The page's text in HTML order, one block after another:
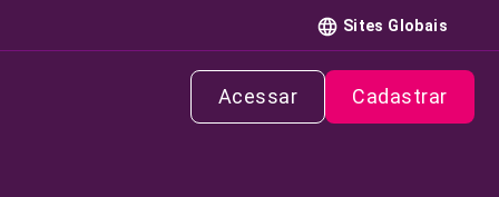
Sites Globais
Acessar Cadastrar